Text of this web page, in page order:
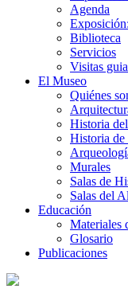
Agenda
Biblioteca
Servicios
Visitas
El Museo
Quiénes
Historia
Historia de
Murales
Salas de
Salas del
Educación
Materiales
Glosario
Publicaciones